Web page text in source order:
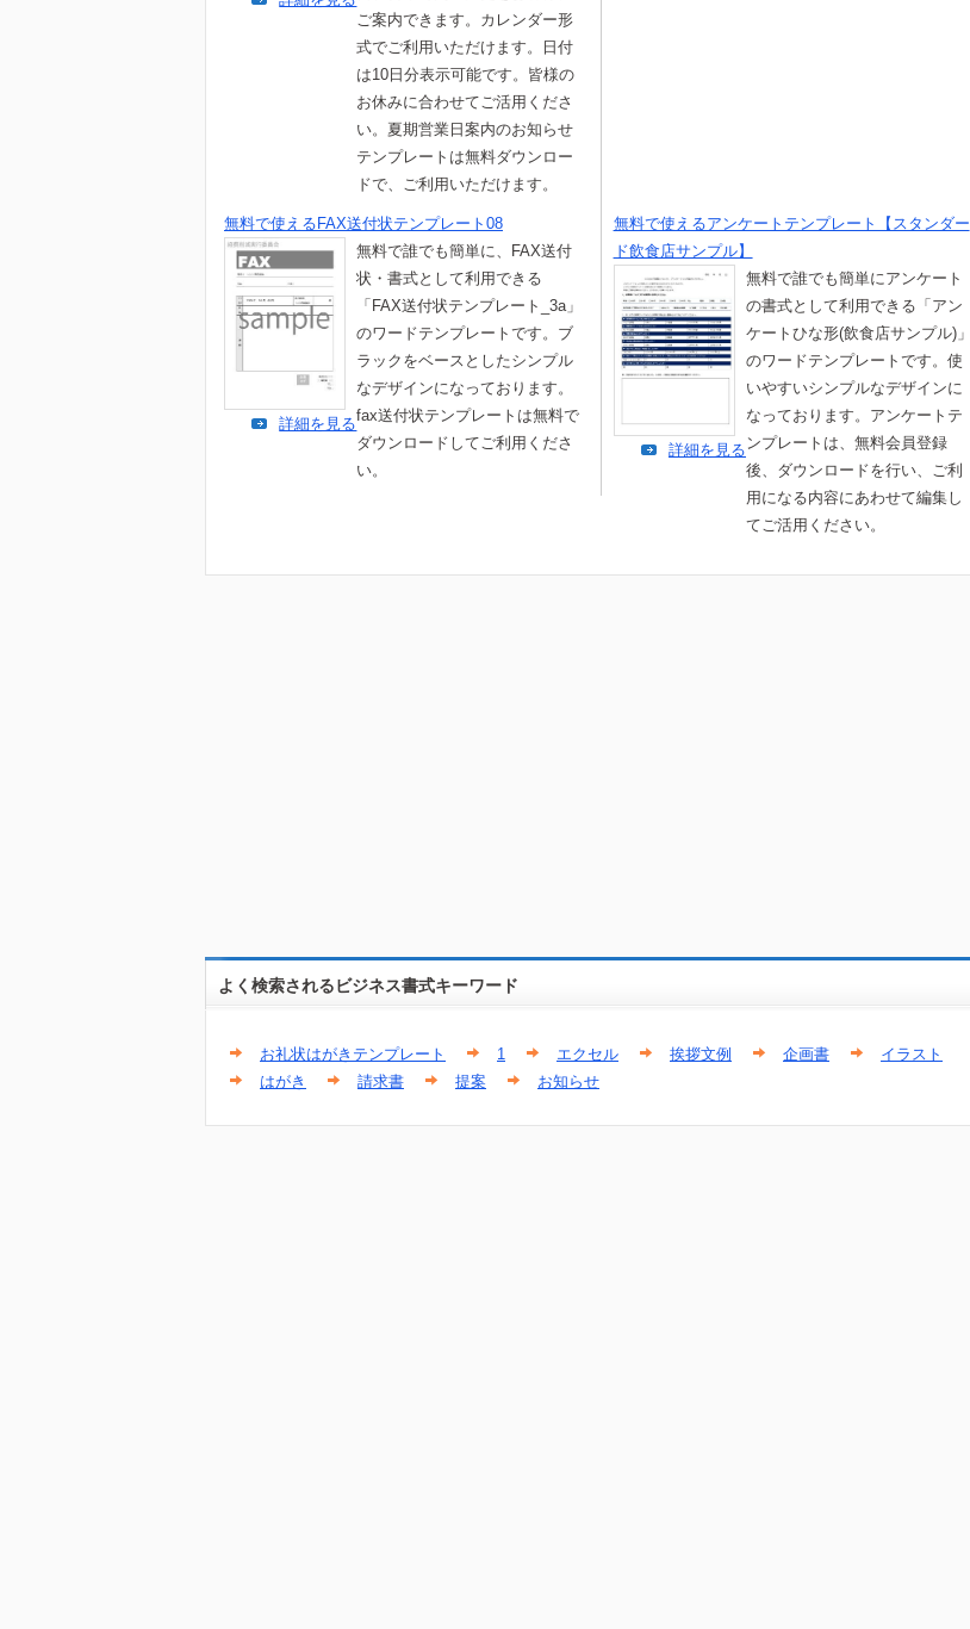
ご案内できます。カレンダー形
式でご利用いただけます。日付
は10日分表示可能です。皆様の
お休みに合わせてご活用くださ
い。夏期営業日案内のお知らせ
テンプレートは無料ダウンロー
ドで、ご利用いただけます。
無料で使えるFAX送付状テンプレート08
無料で誰でも簡単に、FAX送付
状・書式として利用できる
「FAX送付状テンプレート_3a」
のワードテンプレートです。ブ
ラックをベースとしたシンプル
なデザインになっております。
fax送付状テンプレートは無料で
ダウンロードしてご利用くださ
い。
詳細を見る
無料で使えるアンケートテンプレート【スタンダー
ド飲食店サンプル】
無料で誰でも簡単にアンケート
の書式として利用できる「アン
ケートひな形(飲食店サンプル)」
のワードテンプレートです。使
いやすいシンプルなデザインに
なっております。アンケートテ
ンプレートは、無料会員登録
後、ダウンロードを行い、ご利
用になる内容にあわせて編集し
てご活用ください。
詳細を見る
よく検索されるビジネス書式キーワード
お礼状はがきテンプレート 1 エクセル 挨拶文例 企画書
イラスト
はがき
請求書 提案 お知らせ